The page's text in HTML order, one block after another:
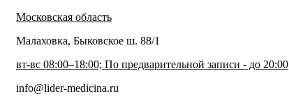
Московская область
Малаховка, Быковское ш. 88/1
вт-вс 08:00–18:00; По предварительной записи - до 20:00
info@lider-medicina.ru